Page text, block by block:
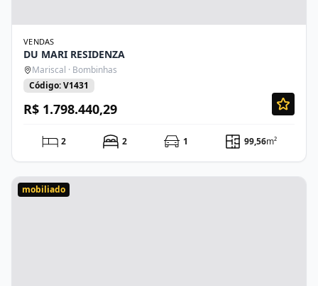
VENDAS
DU MARI RESIDENZA
Mariscal · Bombinhas
Código: V1431
R$ 1.798.440,29
2 2 1 99,56m²
mobiliado